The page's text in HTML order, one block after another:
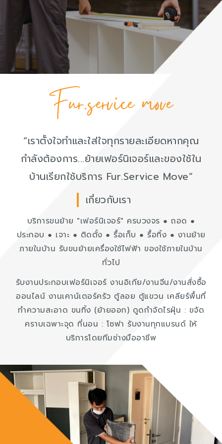
Fur.service move
“เราตั้งใจทำและใส่ใจทุกรายละเอียดหากคุณ
กำลังต้องการ...ย้ายเฟอร์นิเจอร์และของใช้ใน
บ้านเรียกใช้บริการ Fur.Service Move”
เกี่ยวกับเรา
บริการขนย้าย "เฟอร์นิเจอร์" ครบวงจร ● ถอด ●
ประกอบ ● เจาะ ● ติดตั้ง ● รื้อเก็บ ● รื้อทิ้ง ● งานย้าย
ภายในบ้าน รับขนย้ายเครื่องใช้ไฟฟ้า ของใช้ภายในบ้าน
ทั่วไป
รับงานประกอบเฟอร์นิเจอร์ งานอิเกีย/งานจีน/งานสั่งซื้อ
ออนไลน์ งานเคาน์เตอร์ครัว ตู้ลอย ตู้แขวน เคลียร์พื้นที่
ทำความสะอาด ขนทิ้ง (ย้ายออก) ดูดกำจัดไรฝุ่น : ขจัด
คราบเฉพาะจุด ที่นอน : โซฟา รับงานทุกแบรนด์ ให้
บริการโดยทีมช่างมืออาชีพ